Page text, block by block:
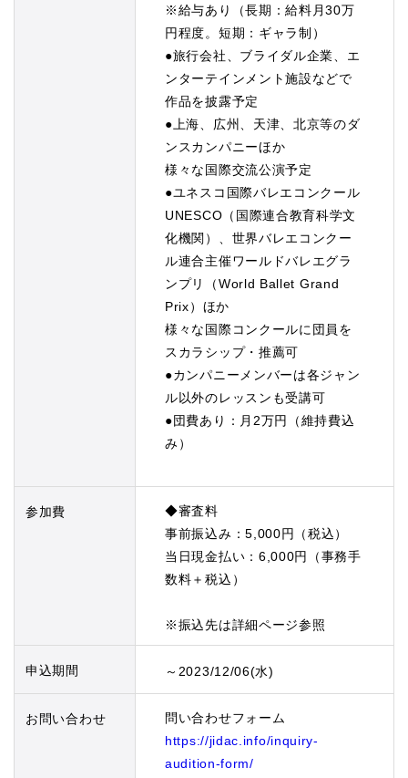
※給与あり（長期：給料月30万
円程度。短期：ギャラ制）
●旅行会社、ブライダル企業、エ
ンターテインメント施設などで
作品を披露予定
●上海、広州、天津、北京等のダ
ンスカンパニーほか
様々な国際交流公演予定
●ユネスコ国際バレエコンクール
UNESCO（国際連合教育科学文
化機関）、世界バレエコンクー
ル連合主催ワールドバレエグラ
ンプリ（World Ballet Grand
Prix）ほか
様々な国際コンクールに団員を
スカラシップ・推薦可
●カンパニーメンバーは各ジャン
ル以外のレッスンも受講可
●団費あり：月2万円（維持費込
み）
参加費
◆審査料
事前振込み：5,000円（税込）
当日現金払い：6,000円（事務手
数料＋税込）
※振込先は詳細ページ参照
申込期間 ～2023/12/06(水)
お問い合わせ
問い合わせフォーム
https://jidac.info/inquiry-
audition-form/